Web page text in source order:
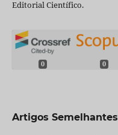
Editorial Científico.
0 0
Artigos Semelhantes